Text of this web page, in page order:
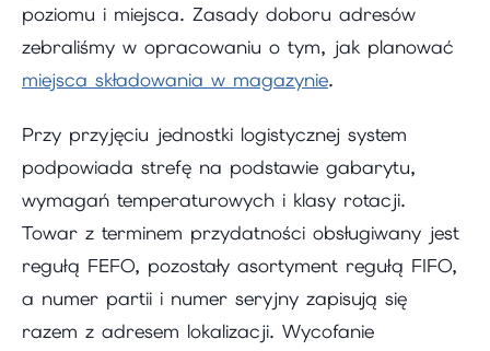
poziomu i miejsca. Zasady doboru adresów
zebraliśmy w opracowaniu o tym, jak planować
miejsca składowania w magazynie.
Przy przyjęciu jednostki logistycznej system
podpowiada strefę na podstawie gabarytu,
wymagań temperaturowych i klasy rotacji.
Towar z terminem przydatności obsługiwany jest
regułą FEFO, pozostały asortyment regułą FIFO,
a numer partii i numer seryjny zapisują się
razem z adresem lokalizacji. Wycofanie